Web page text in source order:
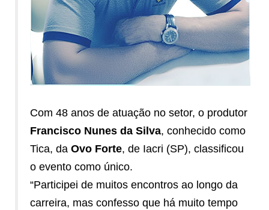
Com 48 anos de atuação no setor, o produtor
Francisco Nunes da Silva, conhecido como
Tica, da Ovo Forte, de Iacri (SP), classificou
o evento como único.
“Participei de muitos encontros ao longo da
carreira, mas confesso que há muito tempo